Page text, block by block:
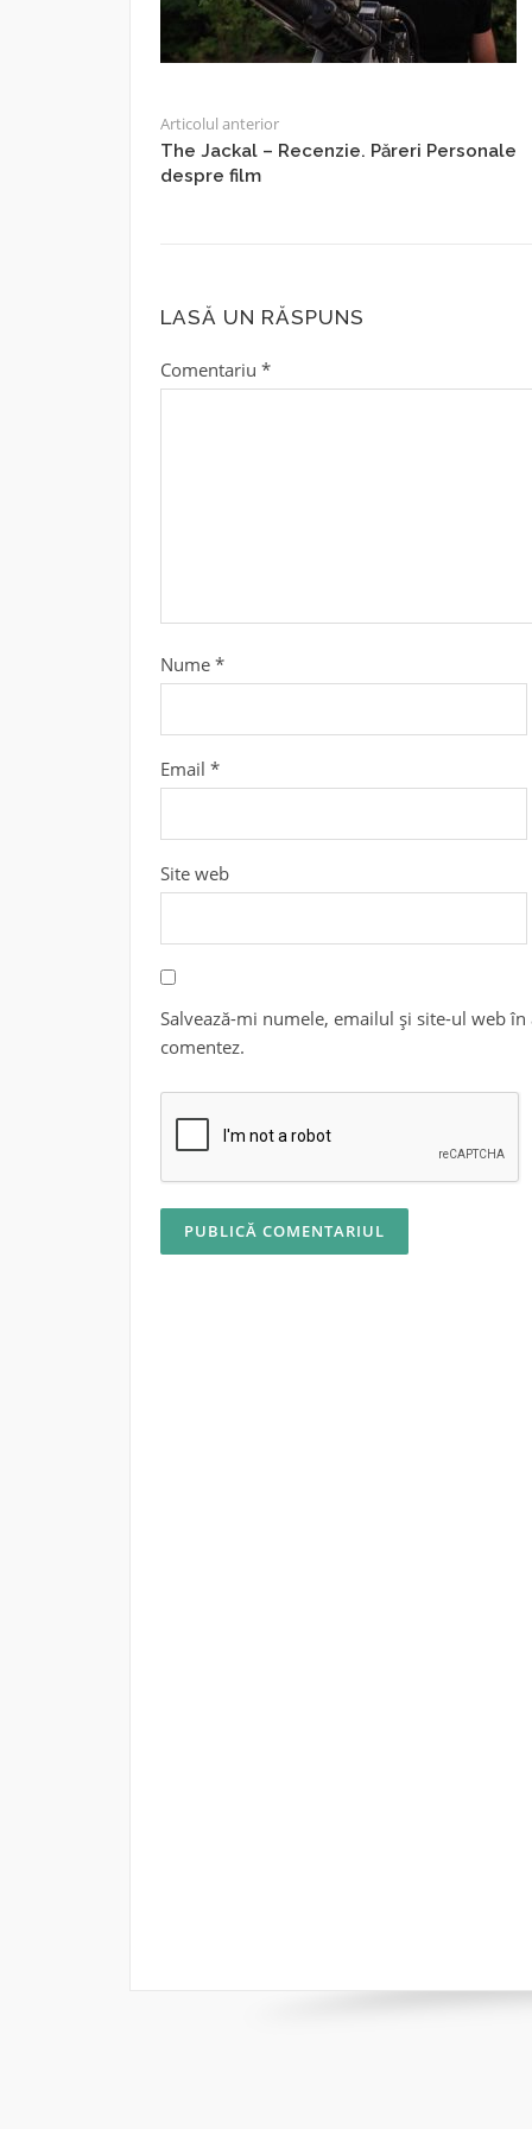
Articolul anterior
The Jackal – Recenzie. Păreri Personale
despre film
LASĂ UN RĂSPUNS
Comentariu *
Nume *
Email *
Site web
Salvează-mi numele, emailul și site-ul web
comentez.